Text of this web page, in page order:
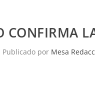
CONFIRMA
Publicado por Mesa